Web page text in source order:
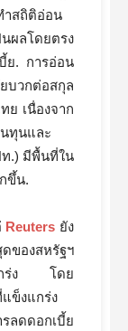
ำสถิติอ่อน
ผลโดยตรง
ย. การอ่อน
บวกต่อสกุล
ย เนื่องจาก
ทุนและ
ท.) มีพื้นที่ใน
ขึ้น.
Reuters ยัง
ของสหรัฐฯ
แกร่ง โดย
แข็งแกร่ง
ลดดอกเบี้ย